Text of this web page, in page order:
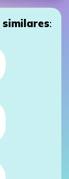
similares: